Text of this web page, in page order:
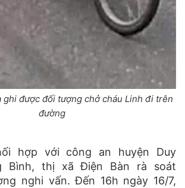
ghi được đối tượng chở cháu Linh đi trên
đường
hợp với công an huyện Duy
Bình, thị xã Điện Bàn rà soát
nghi vấn. Đến 16h ngày 16/7,